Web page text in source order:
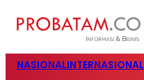
NASIONALINTERNASIONAL